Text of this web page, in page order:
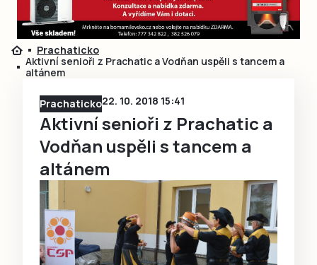
Přihlásit se
Přihlásit se přes Facebook
Čtenáři píší
Speciální přílohy
Prachaticko
Aktivní senioři z Prachatic a Vodňan uspěli s tancem a
altánem
Prachaticko22. 10. 2018 15:41
Aktivní senioři z Prachatic a
Vodňan uspěli s tancem a
altánem